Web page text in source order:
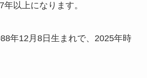
以上になります。
年12月8日生まれで、2025年時